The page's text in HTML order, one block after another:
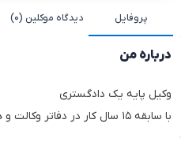
پروفایل دیدگاه موکلین (۰)
درباره من
وکیل پایه یک دادگستری
با سابقه ۱۵ سال کار در دفاتر وکالت و همکاری با وکلا و قضات بازنشسته